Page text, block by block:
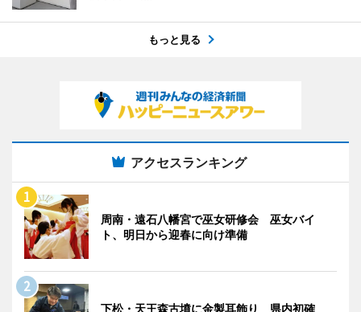
もっと見る
アクセスランキング
周南・遠石八幡宮で巫女研修会 巫女バイ
ト、明日から迎春に向け準備
下松・天王森古墳に金製耳飾り 県内初確